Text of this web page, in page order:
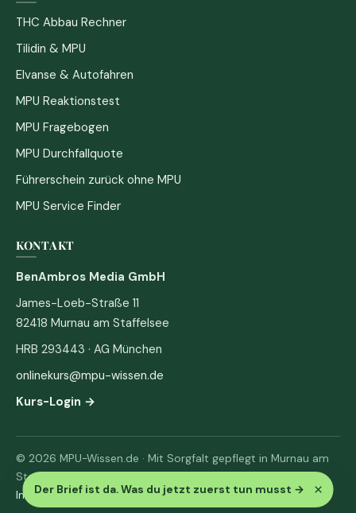
Der Brief ist da. Was du jetzt zuerst tun musst → ×
THC Abbau Rechner
Tilidin & MPU
Elvanse & Autofahren
MPU Reaktionstest
MPU Fragebogen
MPU Durchfallquote
Führerschein zurück ohne MPU
MPU Service Finder
KONTAKT
BenAmbros Media GmbH
James-Loeb-Straße 11
82418 Murnau am Staffelsee
HRB 293443 · AG München
onlinekurs@mpu-wissen.de
Kurs-Login →
© 2026 MPU-Wissen.de · Mit Sorgfalt gepflegt in Murnau am
Staffelsee
Impressum· Datenschutz & AGB